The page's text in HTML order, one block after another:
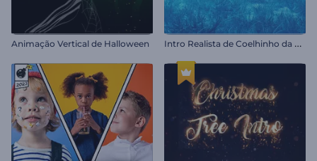
Animação Vertical de Halloween I
ntro Realista de Coelhinho da Páscoa